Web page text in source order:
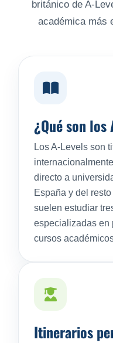
británico de A-
académica más
¿Qué son los
Los A-Levels son
directo a
España y del
suelen estudiar
especializadas en
cursos
Itinerarios